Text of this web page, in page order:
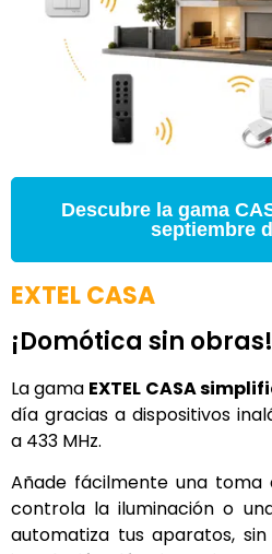
Descubre la gama
septiembre
EXTEL CASA
¡Domótica sin obras!
La gama EXTEL CASA
día gracias a dispositivos
a 433 MHz.
Añade fácilmente una toma
controla la iluminación o
automatiza tus aparatos,